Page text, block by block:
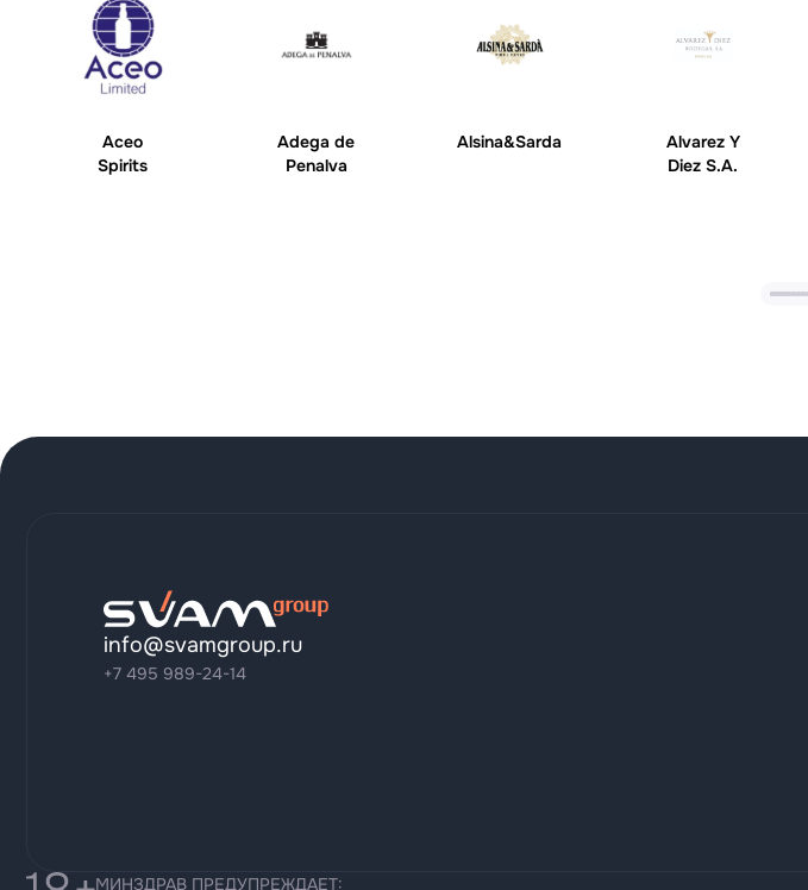
Aceo
Spirits
Adega de
Penalva
Alsina&Sarda
Alvarez Y
Diez S.A.
info@svamgroup.ru
+7 495 989-24-14
МИНЗДРАВ ПРЕДУПРЕЖДАЕТ: